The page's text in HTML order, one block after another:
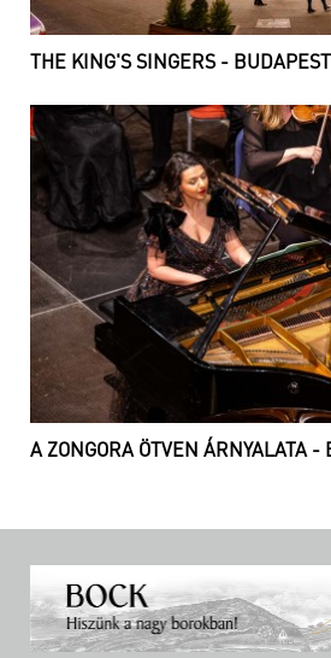
THE KING'S SINGERS -
A ZONGORA ÖTVEN ÁRNYALATA -